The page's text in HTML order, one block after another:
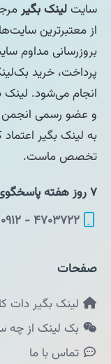
سایتلینک بگیر
بروزرسانی مداوم
پرداخت، خرید
انجام می‌شود. لینک
و عضو رسمی انجمن
به لینک بگیر اعتماد
تخصص ماست.
۷ روز هفته پاسخگوی شما هستیم :
۴۷۰۳۷۲۲ - ۰۹۱۲
صفحات
لینک بگیر دات
بک لینک از چه
تماس با ما